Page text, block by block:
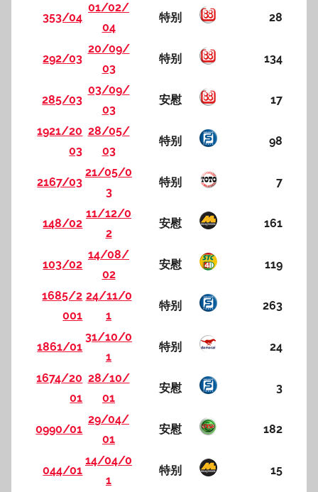
353/04
01/02/
04
特别 28
292/03
20/09/
03
特别 134
285/03
03/09/
03
安慰 17
1921/20
03
28/05/
03
特别 98
2167/03
21/05/0
3
特别 7
148/02
11/12/0
2
安慰 161
103/02
14/08/
02
安慰 119
1685/2
001
24/11/0
1
特别 263
1861/01
31/10/0
1
特别 24
1674/20
01
28/10/
01
安慰 3
0990/01
29/04/
01
安慰 182
044/01
14/04/0
1
特别 15